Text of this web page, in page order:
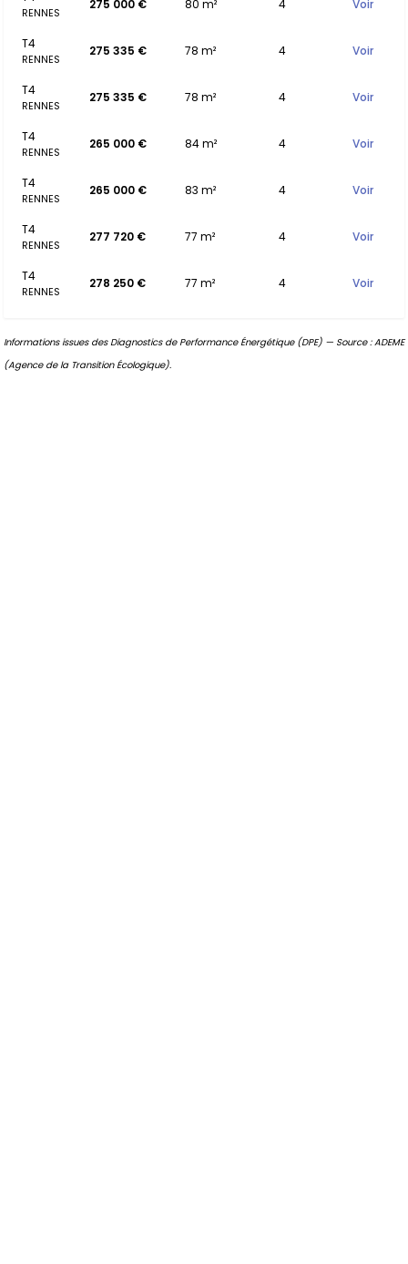
RENNES
275 000 € 80 m² 4 Voir
T4
RENNES
275 335 € 78 m² 4 Voir
T4
RENNES
275 335 € 78 m² 4 Voir
T4
RENNES
265 000 € 84 m² 4 Voir
T4
RENNES
265 000 € 83 m² 4 Voir
T4
RENNES
277 720 € 77 m² 4 Voir
T4
RENNES
278 250 € 77 m² 4 Voir
Informations issues des Diagnostics de Performance Énergétique (DPE) — Source : ADEME
(Agence de la Transition Écologique).